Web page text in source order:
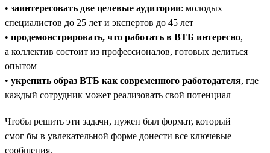
• заинтересовать две целевые аудитории: молодых
специалистов до 25 лет и экспертов до 45 лет
• продемонстрировать, что работать в ВТБ интересно,
а коллектив состоит из профессионалов, готовых делиться
опытом
• укрепить образ ВТБ как современного работодателя, где
каждый сотрудник может реализовать свой потенциал
Чтобы решить эти задачи, нужен был формат, который
смог бы в увлекательной форме донести все ключевые
сообщения.